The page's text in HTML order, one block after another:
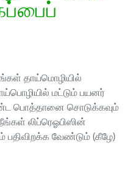
தாய்மொழியில்
மட்டும் பயனர்
பொத்தானை சொடுக்கவும்
லிப்ரெஓபிஸின்
வேண்டும் (கீழே)